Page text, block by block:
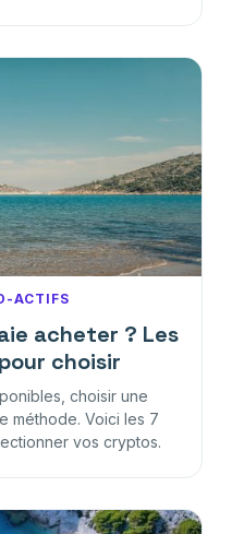
ACTIFS
acheter ? Les
choisir
choisir une
méthode. Voici les 7
vos cryptos.